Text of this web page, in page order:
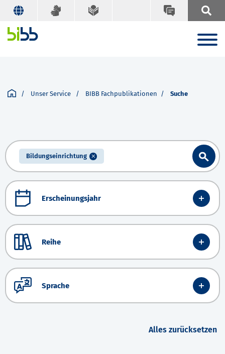
Unser Service BIBB Fachpublikationen Suche
Bildungseinrichtung
Erscheinungsjahr
Reihe
Sprache
Alles zurücksetzen